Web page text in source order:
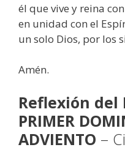
él que vive y reina
en unidad con el
un solo Dios, por los
Amén.
Reflexión del
PRIMER
ADVIENTO –